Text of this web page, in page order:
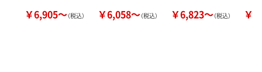
￥6,905～（税込） ￥6,058～（税込） ￥6,823～（税込） ￥